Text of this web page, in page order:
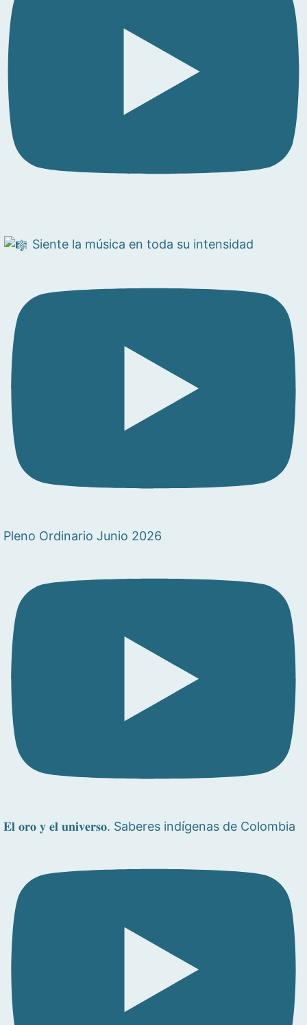
Siente la música en toda su intensidad
Pleno Ordinario Junio 2026
𝐄𝐥 𝐨𝐫𝐨 𝐲 𝐞𝐥 𝐮𝐧𝐢𝐯𝐞𝐫𝐬𝐨. Saberes indígenas de Colombia